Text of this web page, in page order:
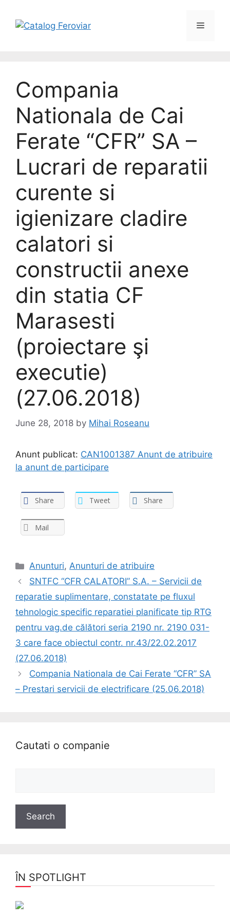
Compania
Nationala de Cai
Ferate “CFR” SA –
Lucrari de reparatii
curente si
igienizare cladire
calatori si
constructii anexe
din statia CF
Marasesti
(proiectare şi
executie)
(27.06.2018)
June 28, 2018 by Mihai Roseanu
Anunt publicat: CAN1001387 Anunt de atribuire
la anunt de participare
Share Tweet Share
Mail
Anunturi,Anunturi de atribuire
SNTFC “CFR CALATORI” S.A. – Servicii de
reparatie suplimentare, constatate pe fluxul
tehnologic specific reparatiei planificate tip RTG
pentru vag.de călători seria 2190 nr. 2190 031-
3 care face obiectul contr. nr.43/22.02.2017
(27.06.2018)
Compania Nationala de Cai Ferate “CFR” SA
– Prestari servicii de electrificare (25.06.2018)
Cautati o companie
ÎN SPOTLIGHT